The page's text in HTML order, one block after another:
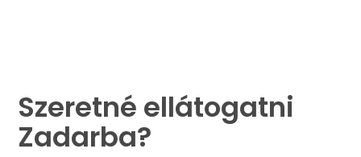
Szeretné ellátogatni
Zadarba?